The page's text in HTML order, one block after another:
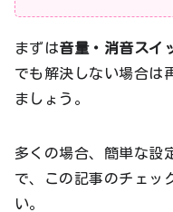
まずは音量・消音スイ
でも解決しない場合は
ましょう。
多くの場合、簡単な設
で、この記事のチェッ
い。